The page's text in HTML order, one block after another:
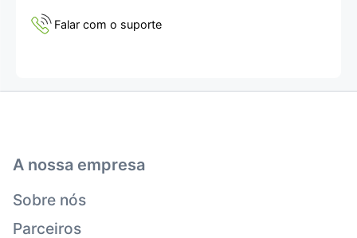
Falar com o suporte
A nossa empresa
Sobre nós
Parceiros